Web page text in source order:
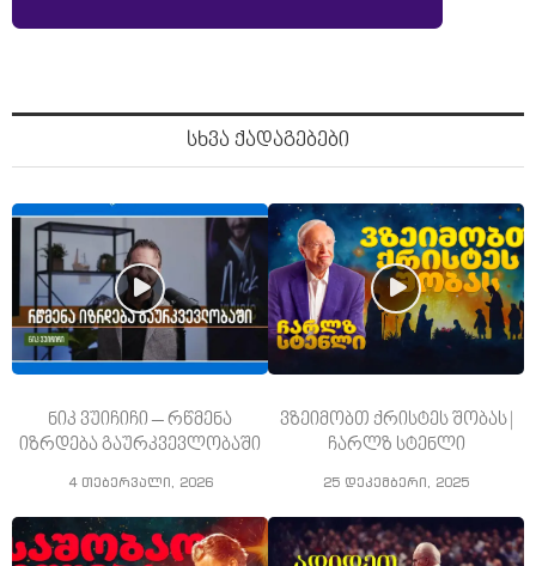
სხვა ქადაგებები
ნიკ ვუიჩიჩი – რწმენა
იზრდება გაურკვევლობაში
4 თებერვალი, 2026
ვზეიმობთ ქრისტეს შობას |
ჩარლზ სტენლი
25 დეკემბერი, 2025